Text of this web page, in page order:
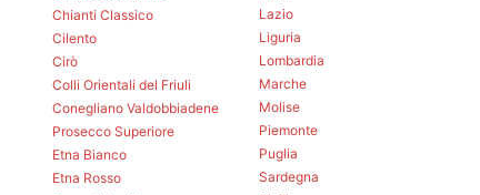
Chianti Classico
Cilento
Cirò
Colli Orientali del Friuli
Conegliano Valdobbiadene
Prosecco Superiore
Etna Bianco
Etna Rosso
Lazio
Liguria
Lombardia
Marche
Molise
Piemonte
Puglia
Sardegna